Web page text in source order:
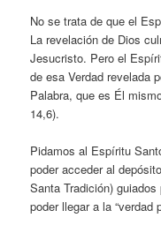
No se trata de que el
La revelación de Dios
Jesucristo. Pero el
de esa Verdad revelada
Palabra, que es Él
14,6).
Pidamos al Espíritu
poder acceder al
Santa Tradición)
poder llegar a la “verdad